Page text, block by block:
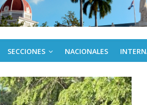
SECCIONES NACIONALES